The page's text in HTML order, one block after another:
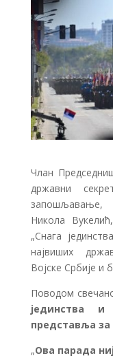
Члан
државни
запошљавање,
Никола
„Снага
највиших
Војске Србије и
Поводом
јединства и
представља за
„Ова парада